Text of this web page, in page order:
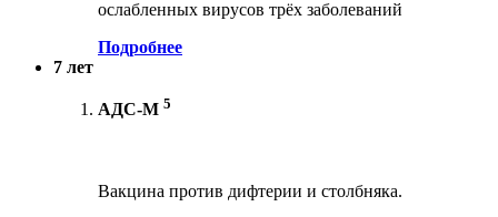
ослабленных вирусов трёх заболеваний
Подробнее
7 лет
АДС-М 5
Вакцина против дифтерии и столбняка.